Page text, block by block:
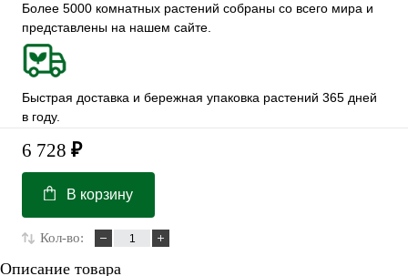
Более 5000 комнатных растений собраны со всего мира и
представлены на нашем сайте.
Быстрая доставка и бережная упаковка растений 365 дней
в году.
6 728 ₽
В корзину
Кол-во:
Описание товара